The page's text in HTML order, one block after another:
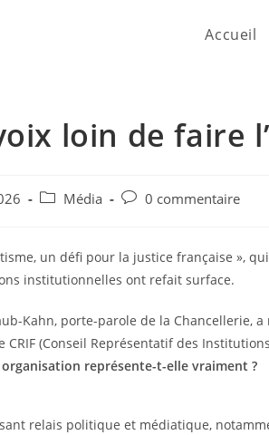
Accueil
loin de faire
Média 0 commentaire
un défi pour la justice française »,
institutionnelles ont refait surface.
Kahn, porte-parole de la Chancellerie,
CRIF (Conseil Représentatif des
représente-t-elle vraiment ?
relais politique et médiatique,